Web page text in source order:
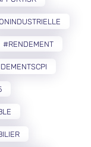
#RENDEMENT